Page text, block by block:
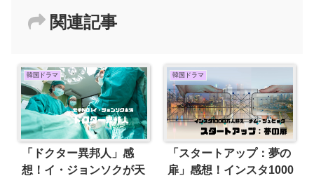
関連記事
韓国ドラマ
「ドクター異邦人」感
想！イ・ジョンソクが天
韓国ドラマ
「スタートアップ：夢の
扉」感想！インスタ1000